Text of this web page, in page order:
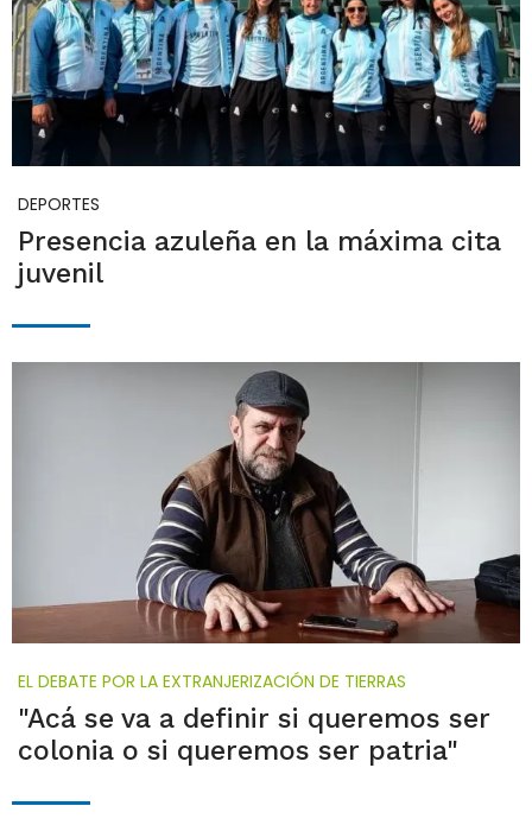
DEPORTES
Presencia azuleña en la máxima cita
juvenil
EL DEBATE POR LA EXTRANJERIZACIÓN DE TIERRAS
"Acá se va a definir si queremos ser
colonia o si queremos ser patria"